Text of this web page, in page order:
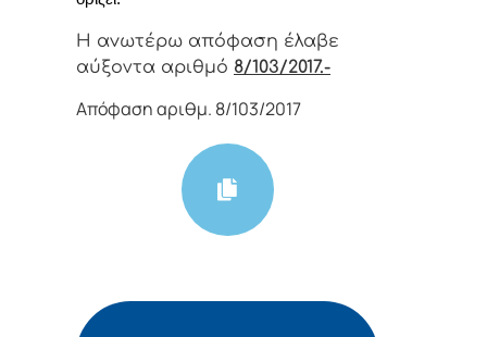
Η αvωτέρω απόφαση έλαβε
αύξοντα αριθμό 8/103/2017.-
Απόφαση αριθμ. 8/103/2017